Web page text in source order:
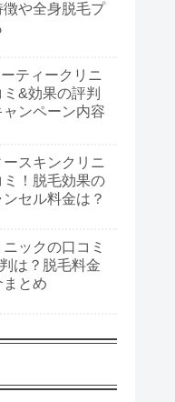
徴や全身脱毛プ
ティークリニ
&効果の評判
ンペーン内容
ースキンクリニ
ミ！脱毛効果の
セル料金は？
ックの口コミ
は？脱毛料金
とめ